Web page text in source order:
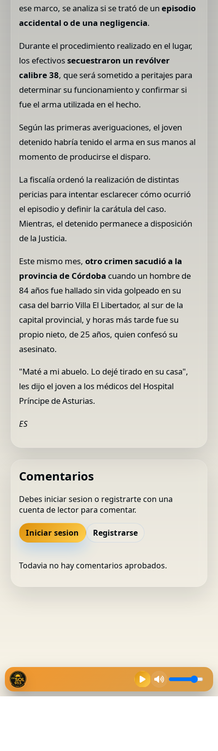
ese marco, se analiza si se trató de unepisodio
accidental o de una negligencia.
Durante el procedimiento realizado en el lugar,
los efectivossecuestraron un revólver
calibre 38, que será sometido a peritajes para
determinar su funcionamiento y confirmar si
fue el arma utilizada en el hecho.
Según las primeras averiguaciones, el joven
detenido habría tenido el arma en sus manos al
momento de producirse el disparo.
La fiscalía ordenó la realización de distintas
pericias para intentar esclarecer cómo ocurrió
el episodio y definir la carátula del caso.
Mientras, el detenido permanece a disposición
de la Justicia.
Este mismo mes, otro crimen sacudió a la
provincia de Córdoba cuando un hombre de
84 años fue hallado sin vida golpeado en su
casa del barrio Villa El Libertador, al sur de la
capital provincial, y horas más tarde fue su
propio nieto, de 25 años, quien confesó su
asesinato.
"Maté a mi abuelo. Lo dejé tirado en su casa",
les dijo el joven a los médicos del Hospital
Príncipe de Asturias.
ES
Comentarios
Debes iniciar sesion o registrarte con una
cuenta de lector para comentar.
Iniciar sesion Registrarse
Todavia no hay comentarios aprobados.